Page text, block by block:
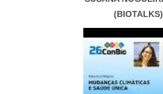
(BIOTALKS)